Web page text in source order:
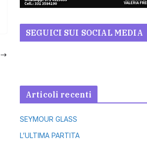
SEGUICI SUI SOCIAL MEDIA
Articoli recenti
SEYMOUR GLASS
L’ULTIMA PARTITA